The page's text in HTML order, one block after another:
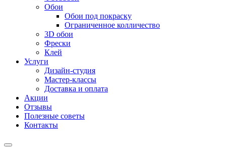
Обои
Обои под покраску
Ограниченное колличество
3D обои
Фрески
Клей
Услуги
Дизайн-студия
Мастер-классы
Доставка и оплата
Акции
Отзывы
Полезные советы
Контакты